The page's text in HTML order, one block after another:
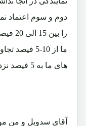
دوم و سوم اعتماد
را
ما از 10-5
های ما به 5 فیصد نزدیکتر به نظر می رسید.
آقای سدویل و من